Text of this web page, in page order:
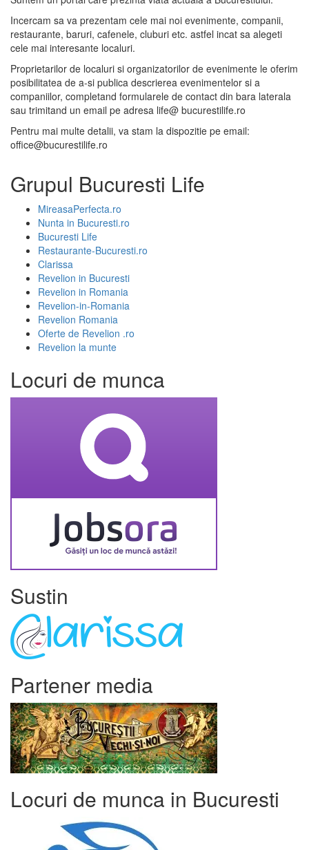
Incercam sa va prezentam cele mai noi evenimente, companii,
restaurante, baruri, cafenele, cluburi etc. astfel incat sa alegeti
cele mai interesante localuri.
Proprietarilor de localuri si organizatorilor de evenimente le oferim
posibilitatea de a-si publica descrierea evenimentelor si a
companiilor, completand formularele de contact din bara laterala
sau trimitand un email pe adresa life@ bucurestilife.ro
Pentru mai multe detalii, va stam la dispozitie pe email:
office@bucurestilife.ro
Grupul Bucuresti Life
MireasaPerfecta.ro
Nunta in Bucuresti.ro
Bucuresti Life
Restaurante-Bucuresti.ro
Clarissa
Revelion in Bucuresti
Revelion in Romania
Revelion-in-Romania
Revelion Romania
Oferte de Revelion .ro
Revelion la munte
Locuri de munca
Sustin
Partener media
Locuri de munca in Bucuresti